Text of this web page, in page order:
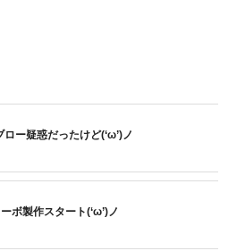
ー疑惑だったけど(‘ω’)ノ
ボ製作スタート(‘ω’)ノ